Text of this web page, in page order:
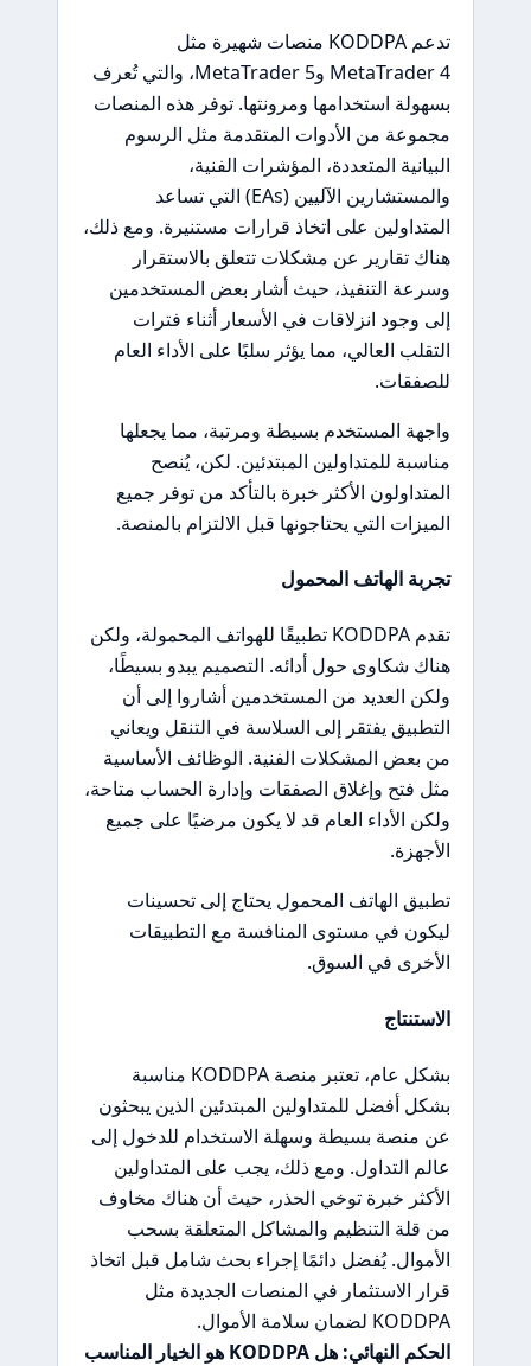
تدعم KODDPA منصات شهيرة مثل
MetaTrader 4 وMetaTrader 5، والتي تُعرف
بسهولة استخدامها ومرونتها. توفر هذه المنصات
مجموعة من الأدوات المتقدمة مثل الرسوم
البيانية المتعددة، المؤشرات الفنية،
والمستشارين الآليين (EAs) التي تساعد
المتداولين على اتخاذ قرارات مستنيرة. ومع ذلك،
هناك تقارير عن مشكلات تتعلق بالاستقرار
وسرعة التنفيذ، حيث أشار بعض المستخدمين
إلى وجود انزلاقات في الأسعار أثناء فترات
التقلب العالي، مما يؤثر سلبًا على الأداء العام
للصفقات.
واجهة المستخدم بسيطة ومرتبة، مما يجعلها
مناسبة للمتداولين المبتدئين. لكن، يُنصح
المتداولون الأكثر خبرة بالتأكد من توفر جميع
الميزات التي يحتاجونها قبل الالتزام بالمنصة.
تجربة الهاتف المحمول
تقدم KODDPA تطبيقًا للهواتف المحمولة، ولكن
هناك شكاوى حول أدائه. التصميم يبدو بسيطًا،
ولكن العديد من المستخدمين أشاروا إلى أن
التطبيق يفتقر إلى السلاسة في التنقل ويعاني
من بعض المشكلات الفنية. الوظائف الأساسية
مثل فتح وإغلاق الصفقات وإدارة الحساب متاحة،
ولكن الأداء العام قد لا يكون مرضيًا على جميع
الأجهزة.
تطبيق الهاتف المحمول يحتاج إلى تحسينات
ليكون في مستوى المنافسة مع التطبيقات
الأخرى في السوق.
الاستنتاج
بشكل عام، تعتبر منصة KODDPA مناسبة
بشكل أفضل للمتداولين المبتدئين الذين يبحثون
عن منصة بسيطة وسهلة الاستخدام للدخول إلى
عالم التداول. ومع ذلك، يجب على المتداولين
الأكثر خبرة توخي الحذر، حيث أن هناك مخاوف
من قلة التنظيم والمشاكل المتعلقة بسحب
الأموال. يُفضل دائمًا إجراء بحث شامل قبل اتخاذ
قرار الاستثمار في المنصات الجديدة مثل
KODDPA لضمان سلامة الأموال.
الحكم النهائي: هل KODDPA هو الخيار المناسب